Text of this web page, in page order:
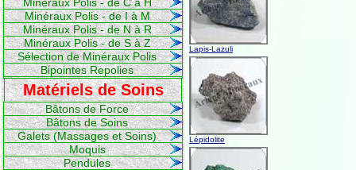
Minéraux Polis - de I à M
Minéraux Polis - de N à R
Minéraux Polis - de S à Z
Sélection de Minéraux Polis
Bipointes Repolies
Matériels de Soins
Bâtons de Force
Bâtons de Soins
Galets (Massages et Soins)
Moquis
Pendules
Lapis-Lazuli
Lépidolite